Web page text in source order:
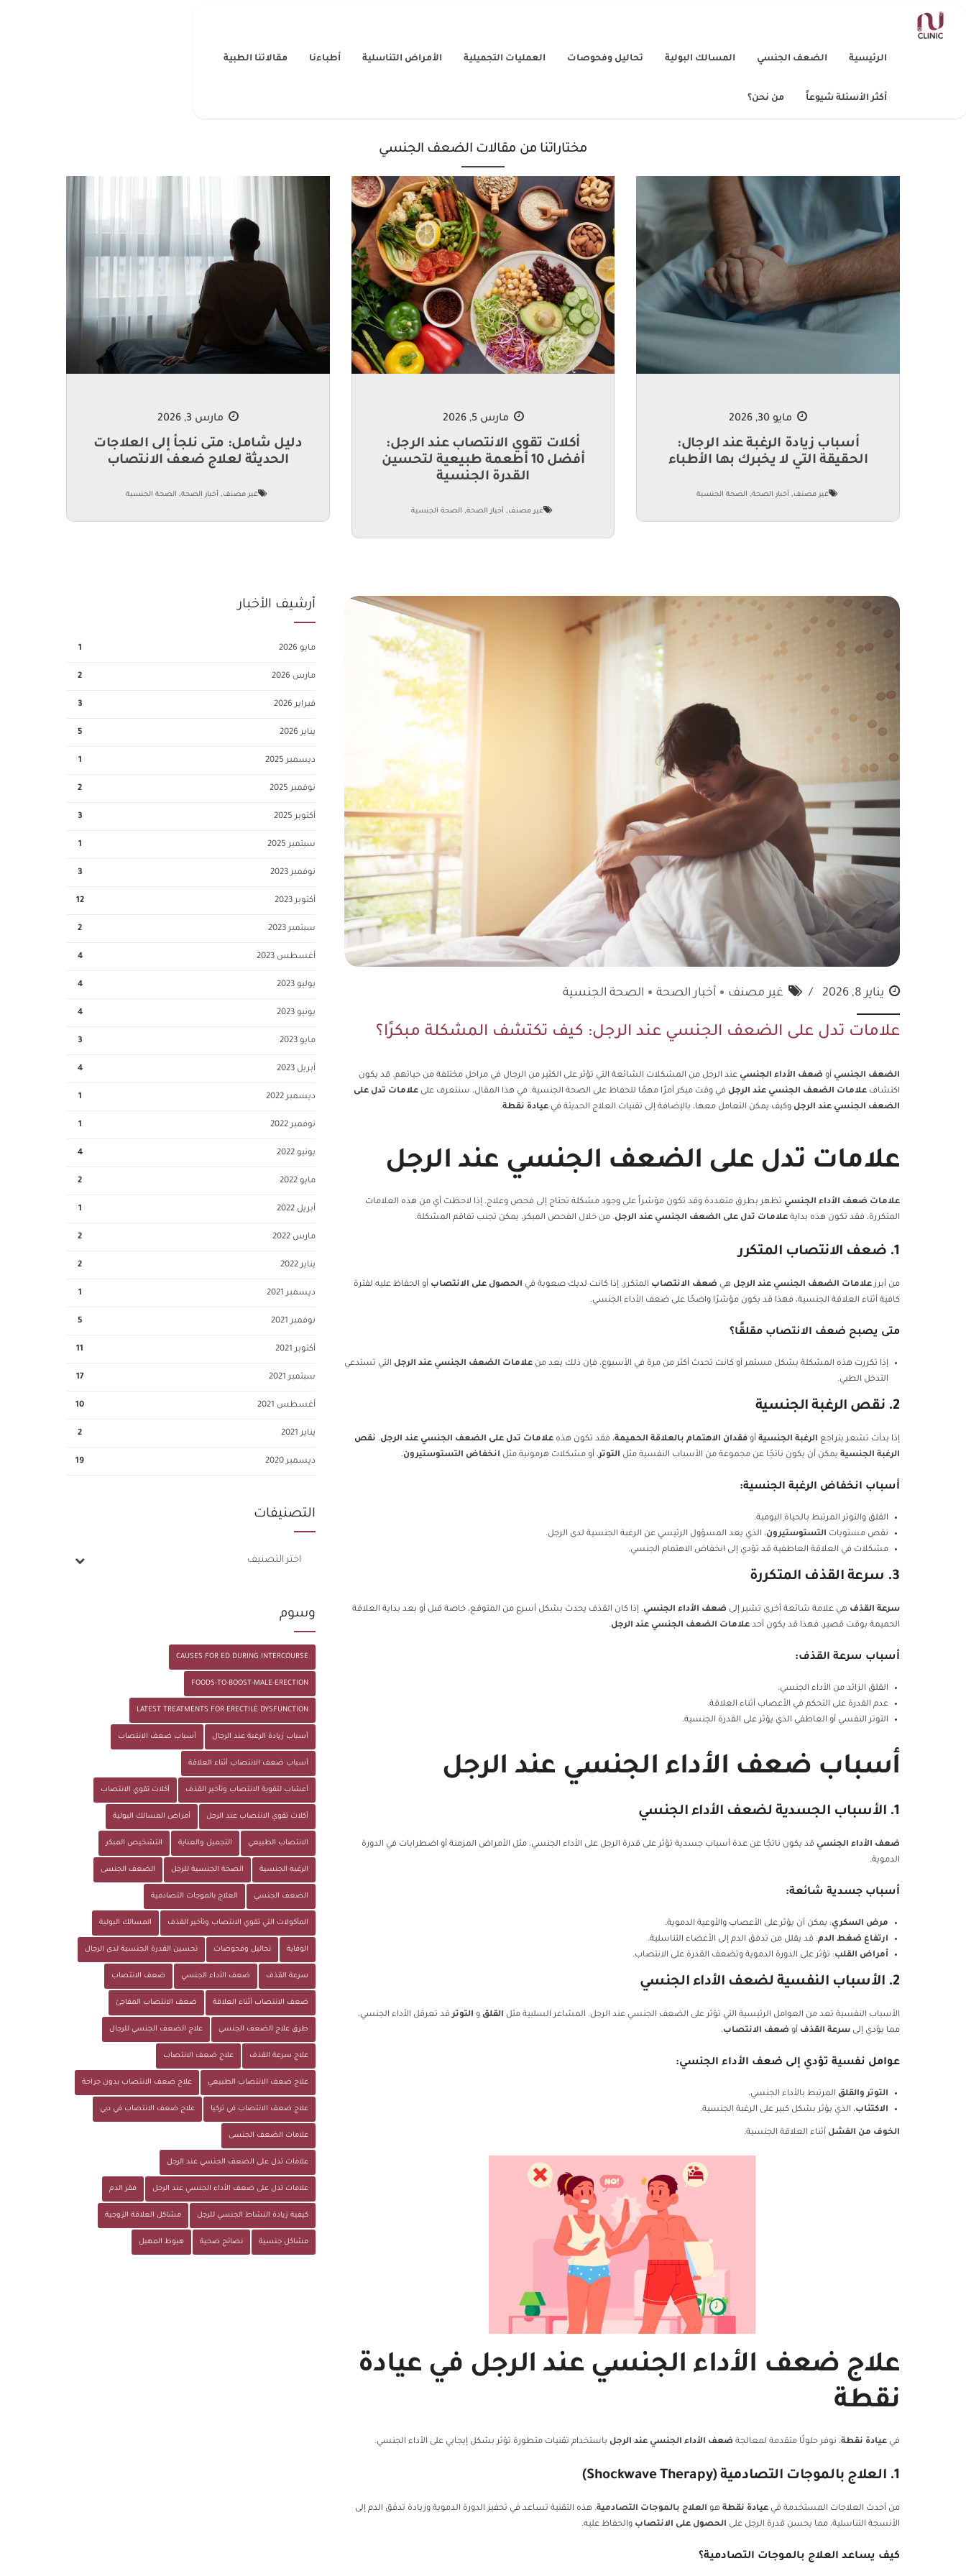
الرئيسية الضعف الجنسي المسالك البولية تحاليل وفحوصات العمليات التجميلية الأمراض التناسلية أطباءنا مقالاتنا الطبية
أكثر الأسئلة شيوعاً من نحن؟
مختاراتنا من مقالات الضعف الجنسي
مايو 30, 2026
أسباب زيادة الرغبة عند الرجال:
الحقيقة التي لا يخبرك بها الأطباء
غير مصنف, أخبار الصحة, الصحة الجنسية
مارس 5, 2026
أكلات تقوي الانتصاب عند الرجل:
أفضل 10 أطعمة طبيعية لتحسين
القدرة الجنسية
غير مصنف, أخبار الصحة, الصحة الجنسية
مارس 3, 2026
دليل شامل: متى نلجأ إلى العلاجات
الحديثة لعلاج ضعف الانتصاب
غير مصنف, أخبار الصحة, الصحة الجنسية
يناير 8, 2026 غير مصنف أخبار الصحة الصحة الجنسية
علامات تدل على الضعف الجنسي عند الرجل: كيف تكتشف المشكلة مبكرًا؟
الضعف الجنسي أو ضعف الأداء الجنسي عند الرجل من المشكلات الشائعة التي تؤثر على الكثير من الرجال في مراحل مختلفة من حياتهم. قد يكون
اكتشاف علامات الضعف الجنسي عند الرجل في وقت مبكر أمرًا مهمًا للحفاظ على الصحة الجنسية. في هذا المقال، سنتعرف على علامات تدل على
الضعف الجنسي عند الرجل وكيف يمكن التعامل معها، بالإضافة إلى تقنيات العلاج الحديثة في عيادة نقطة.
علامات تدل على الضعف الجنسي عند الرجل
علامات ضعف الأداء الجنسي تظهر بطرق متعددة وقد تكون مؤشراً على وجود مشكلة تحتاج إلى فحص وعلاج. إذا لاحظت أي من هذه العلامات
المتكررة، فقد تكون هذه بداية علامات تدل على الضعف الجنسي عند الرجل. من خلال الفحص المبكر، يمكن تجنب تفاقم المشكلة.
1. ضعف الانتصاب المتكرر
من أبرزعلامات الضعف الجنسي عند الرجل هي ضعف الانتصاب المتكرر. إذا كانت لديك صعوبة في الحصول على الانتصاب أو الحفاظ عليه لفترة
كافية أثناء العلاقة الجنسية، فهذا قد يكون مؤشرًا واضحًا على ضعف الأداء الجنسي.
متى يصبح ضعف الانتصاب مقلقًا؟
إذا تكررت هذه المشكلة بشكل مستمر أو كانت تحدث أكثر من مرة في الأسبوع، فإن ذلك يعد من علامات الضعف الجنسي عند الرجل التي تستدعي
التدخل الطبي.
2. نقص الرغبة الجنسية
إذا بدأت تشعر بتراجع الرغبة الجنسية أو فقدان الاهتمام بالعلاقة الحميمة، فقد تكون هذه علامات تدل على الضعف الجنسي عند الرجل. نقص
الرغبة الجنسية يمكن أن يكون ناتجًا عن مجموعة من الأسباب النفسية مثل التوتر، أو مشكلات هرمونية مثل انخفاض التستوستيرون.
أسباب انخفاض الرغبة الجنسية:
القلق والتوتر المرتبط بالحياة اليومية.
نقص مستويات التستوستيرون، الذي يعد المسؤول الرئيسي عن الرغبة الجنسية لدى الرجل.
مشكلات في العلاقة العاطفية قد تؤدي إلى انخفاض الاهتمام الجنسي.
3. سرعة القذف المتكررة
سرعة القذف هي علامة شائعة أخرى تشير إلى ضعف الأداء الجنسي. إذا كان القذف يحدث بشكل أسرع من المتوقع، خاصة قبل أو بعد بداية العلاقة
الحميمة بوقت قصير، فهذا قد يكون أحد علامات الضعف الجنسي عند الرجل.
أسباب سرعة القذف:
القلق الزائد من الأداء الجنسي.
عدم القدرة على التحكم في الأعصاب أثناء العلاقة.
التوتر النفسي أو العاطفي الذي يؤثر على القدرة الجنسية.
أسباب ضعف الأداء الجنسي عند الرجل
1. الأسباب الجسدية لضعف الأداء الجنسي
ضعف الأداء الجنسي قد يكون ناتجًا عن عدة أسباب جسدية تؤثر على قدرة الرجل على الأداء الجنسي، مثل الأمراض المزمنة أو اضطرابات في الدورة
الدموية.
أسباب جسدية شائعة:
مرض السكري: يمكن أن يؤثر على الأعصاب والأوعية الدموية.
ارتفاع ضغط الدم: قد يقلل من تدفق الدم إلى الأعضاء التناسلية.
أمراض القلب: تؤثر على الدورة الدموية وتضعف القدرة على الانتصاب.
2. الأسباب النفسية لضعف الأداء الجنسي
الأسباب النفسية تعد من العوامل الرئيسية التي تؤثر على الضعف الجنسي عند الرجل. المشاعر السلبية مثل القلق و التوترقد تعرقل الأداء الجنسي،
مما يؤدي إلى سرعة القذف أو ضعف الانتصاب.
عوامل نفسية تؤدي إلى ضعف الأداء الجنسي:
التوتر والقلق المرتبط بالأداء الجنسي.
الاكتئاب، الذي يؤثر بشكل كبير على الرغبة الجنسية.
الخوف من الفشل أثناء العلاقة الجنسية.
علاج ضعف الأداء الجنسي عند الرجل في عيادة
نقطة
في عيادة نقطة، نوفر حلولًا متقدمة لمعالجة ضعف الأداء الجنسي عند الرجل باستخدام تقنيات متطورة تؤثر بشكل إيجابي على الأداء الجنسي.
1. العلاج بالموجات التصادمية (Shockwave Therapy)
من أحدث العلاجات المستخدمة في عيادة نقطة هو العلاج بالموجات التصادمية. هذه التقنية تساعد في تحفيز الدورة الدموية وزيادة تدفق الدم إلى
الأنسجة التناسلية، مما يحسن قدرة الرجل على الحصول على الانتصاب والحفاظ عليه.
كيف يساعد العلاج بالموجات التصادمية؟
أرشيف الأخبار
مايو 2026 1
مارس 2026 2
فبراير 2026 3
يناير 2026 5
ديسمبر 2025 1
نوفمبر 2025 2
أكتوبر 2025 3
سبتمبر 2025 1
نوفمبر 2023 3
أكتوبر 2023 12
سبتمبر 2023 2
أغسطس 2023 4
يوليو 2023 4
يونيو 2023 4
مايو 2023 3
أبريل 2023 4
ديسمبر 2022 1
نوفمبر 2022 1
يونيو 2022 4
مايو 2022 2
أبريل 2022 1
مارس 2022 2
يناير 2022 2
ديسمبر 2021 1
نوفمبر 2021 5
أكتوبر 2021 11
سبتمبر 2021 17
أغسطس 2021 10
يناير 2021 2
ديسمبر 2020 19
التصنيفات
اختر التصنيف
وسوم
CAUSES FOR ED DURING INTERCOURSE
FOODS-TO-BOOST-MALE-ERECTION
LATEST TREATMENTS FOR ERECTILE DYSFUNCTION
أسباب زيادة الرغبة عند الرجال أسباب ضعف الانتصاب
أسباب ضعف الانتصاب أثناء العلاقة
أعشاب لتقوية الانتصاب وتأخير القذف أكلات تقوي الانتصاب
أكلات تقوي الانتصاب عند الرجل أمراض المسالك البولية
الانتصاب الطبيعي التجميل والعناية التشخيص المبكر
الرغبه الجنسية الصحة الجنسية للرجل الضعف الجنسى
الضعف الجنسي العلاج بالموجات التصادمية
المأكولات التي تقوي الانتصاب وتأخير القذف المسالك البولية
الوقاية تحاليل وفحوصات تحسين القدرة الجنسية لدى الرجال
سرعة القذف ضعف الأداء الجنسي ضعف الانتصاب
ضعف الانتصاب أثناء العلاقة ضعف الانتصاب المفاجئ
طرق علاج الضعف الجنسي علاج الضعف الجنسي للرجال
علاج سرعة القذف علاج ضعف الانتصاب
علاج ضعف الانتصاب الطبيعي علاج ضعف الانتصاب بدون جراحة
علاج ضعف الانتصاب في تركيا علاج ضعف الانتصاب في دبي
علامات الضعف الجنسى
علامات تدل على الضعف الجنسي عند الرجل
علامات تدل على ضعف الأداء الجنسي عند الرجل فقر الدم
كيفية زيادة النشاط الجنسي للرجل مشاكل العلاقة الزوجية
مشاكل جنسية نصائح صحية هبوط المهبل